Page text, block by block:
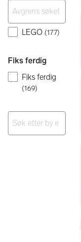
LEGO (177)
Fiks ferdig
Fiks ferdig
(169)